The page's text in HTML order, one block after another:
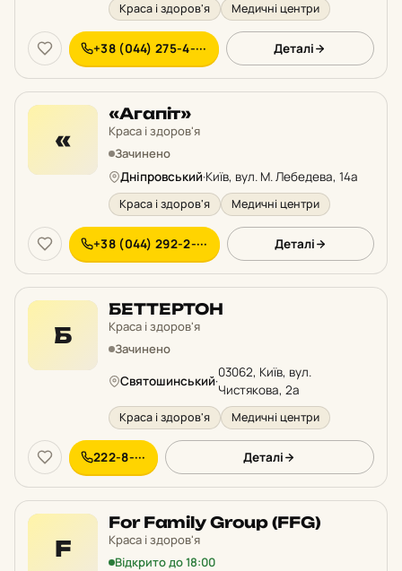
Краса і здоров'я Медичні центри
+38 (044) 275-4-··· Деталі
«
«Агапіт»
Краса і здоров'я
Зачинено
Дніпровський·Київ, вул. М. Лебедева, 14а
Краса і здоров'я Медичні центри
+38 (044) 292-2-··· Деталі
Б
БЕТТЕРТОН
Краса і здоров'я
Зачинено
Святошинський·
03062, Київ, вул.
Чистякова, 2а
Краса і здоров'я Медичні центри
222-8-··· Деталі
F
For Family Group (FFG)
Краса і здоров'я
Відкрито до 18:00